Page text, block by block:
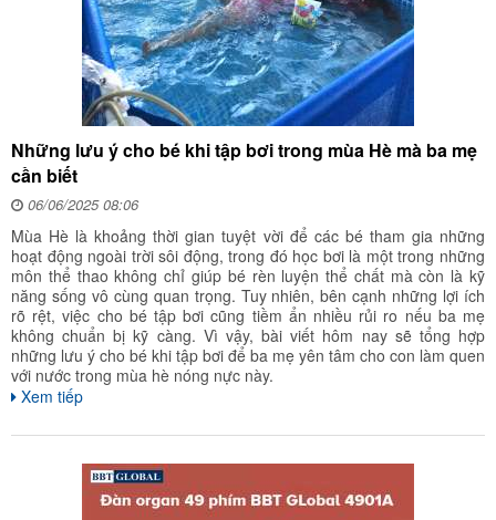
Những lưu ý cho bé khi tập bơi trong mùa Hè mà ba mẹ
cần biết
06/06/2025 08:06
Mùa Hè là khoảng thời gian tuyệt vời để các bé tham gia những
hoạt động ngoài trời sôi động, trong đó học bơi là một trong những
môn thể thao không chỉ giúp bé rèn luyện thể chất mà còn là kỹ
năng sống vô cùng quan trọng. Tuy nhiên, bên cạnh những lợi ích
rõ rệt, việc cho bé tập bơi cũng tiềm ẩn nhiều rủi ro nếu ba mẹ
không chuẩn bị kỹ càng. Vì vậy, bài viết hôm nay sẽ tổng hợp
những lưu ý cho bé khi tập bơi để ba mẹ yên tâm cho con làm quen
với nước trong mùa hè nóng nực này.
Xem tiếp